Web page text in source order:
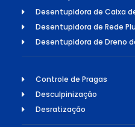
Desentupidora de Caixa
Desentupidora de Rede
Desentupidora de Dreno
Controle de Pragas
Desculpinização
Desratização